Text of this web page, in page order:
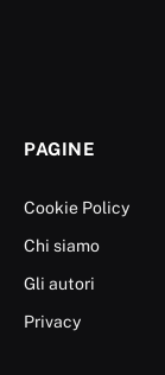
PAGINE
Cookie Policy
Chi siamo
Gli autori
Privacy